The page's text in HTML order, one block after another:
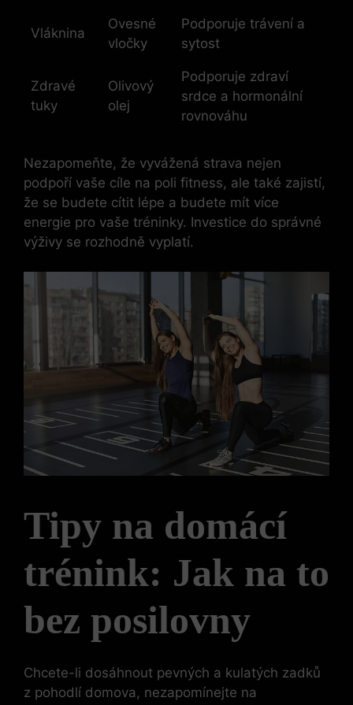
Vláknina
Ovesné
vločky
Podporuje trávení a
sytost
Zdravé
tuky
Olivový
olej
Podporuje zdraví
srdce a hormonální
rovnováhu
Nezapomeňte, že‍ vyvážená strava ⁤nejen
podpoří vaše cíle na poli fitness, ale také zajistí,
že se​ budete cítit lépe a budete mít​ více
energie pro vaše ⁣tréninky. Investice do správné
výživy se rozhodně vyplatí.
Tipy na domácí
trénink: Jak na to
bez posilovny
Chcete-li dosáhnout pevných a kulatých zadků
z pohodlí domova, nezapomínejte na